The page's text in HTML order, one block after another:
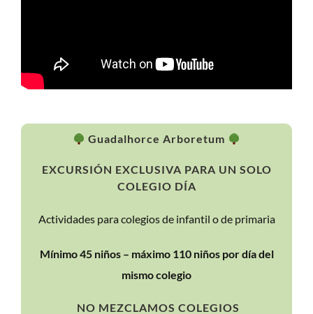
Guadalhorce Arboretum
EXCURSIÓN EXCLUSIVA PARA UN SOLO
COLEGIO DÍA
Actividades para colegios de infantil o de primaria
Mínimo 45 niños – máximo 110 niños por día del
mismo colegio
NO MEZCLAMOS COLEGIOS